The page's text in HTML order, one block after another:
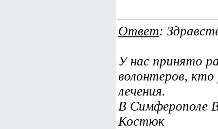
Ответ:
У нас принято
волонтеров,
лечения.
В Симферополе
Костюк